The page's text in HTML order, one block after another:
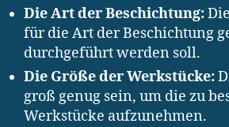
Die Art der Beschichtung:
für die Art der Beschichtung
durchgeführt werden soll.
Die Größe der Werkstücke:
groß genug sein, um die zu
Werkstücke aufzunehmen.